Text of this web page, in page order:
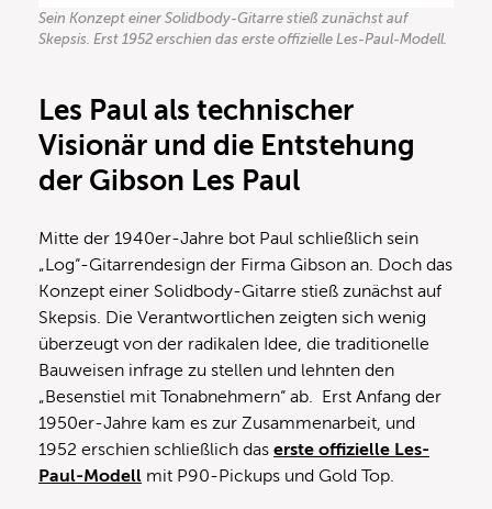
Sein Konzept einer Solidbody-Gitarre stieß zunächst auf
Skepsis. Erst 1952 erschien das erste offizielle Les-Paul-Modell.
Les Paul als technischer
Visionär und die Entstehung
der Gibson Les Paul
Mitte der 1940er-Jahre bot Paul schließlich sein
„Log“-Gitarrendesign der Firma Gibson an. Doch das
Konzept einer Solidbody-Gitarre stieß zunächst auf
Skepsis. Die Verantwortlichen zeigten sich wenig
überzeugt von der radikalen Idee, die traditionelle
Bauweisen infrage zu stellen und lehnten den
„Besenstiel mit Tonabnehmern“ ab. Erst Anfang der
1950er-Jahre kam es zur Zusammenarbeit, und
1952 erschien schließlich das erste offizielle Les-
Paul-Modell mit P90-Pickups und Gold Top.